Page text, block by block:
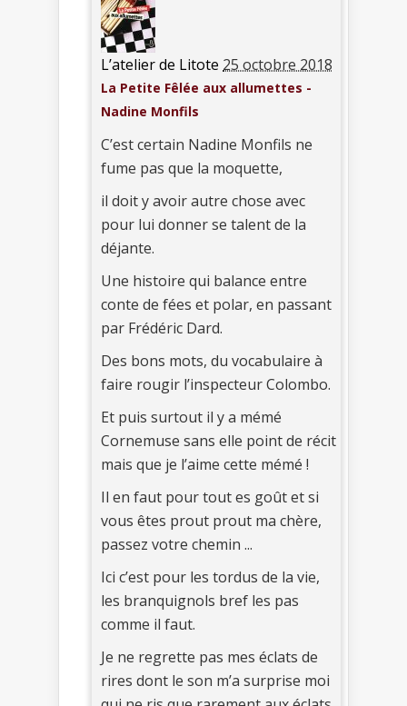
L’atelier de Litote 25 octobre 2018
La Petite Fêlée aux allumettes -
Nadine Monfils
C’est certain Nadine Monfils ne
fume pas que la moquette,
il doit y avoir autre chose avec
pour lui donner se talent de la
déjante.
Une histoire qui balance entre
conte de fées et polar, en passant
par Frédéric Dard.
Des bons mots, du vocabulaire à
faire rougir l’inspecteur Colombo.
Et puis surtout il y a mémé
Cornemuse sans elle point de récit
mais que je l’aime cette mémé !
Il en faut pour tout es goût et si
vous êtes prout prout ma chère,
passez votre chemin ...
Ici c’est pour les tordus de la vie,
les branquignols bref les pas
comme il faut.
Je ne regrette pas mes éclats de
rires dont le son m’a surprise moi